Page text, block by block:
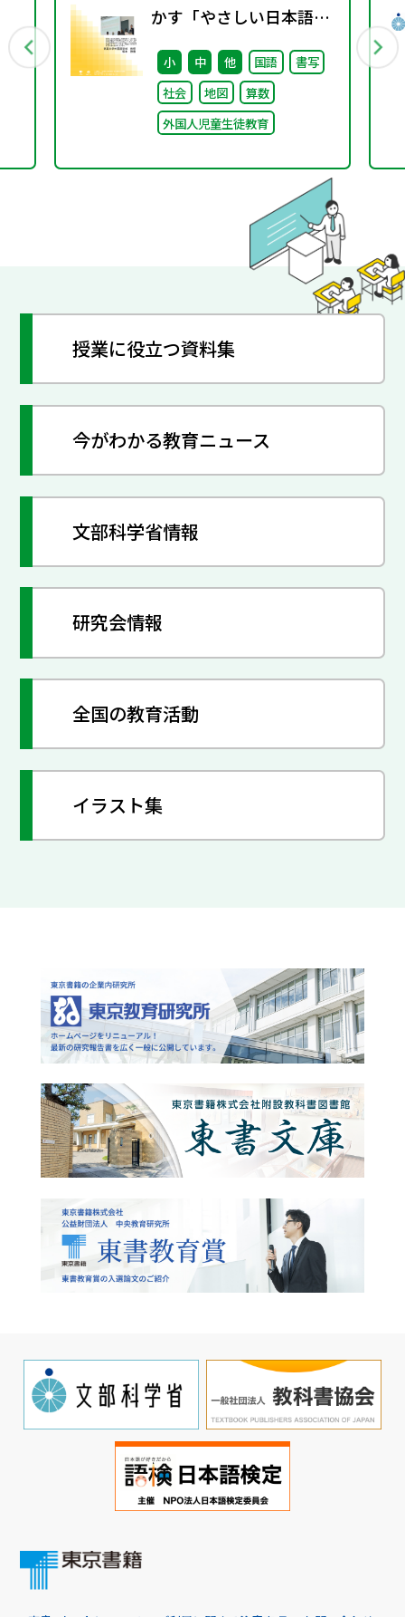
かす「やさしい日本語」
③ ～「保護者への（学校
運営としての）やさしい
日本語」～
小 中 他 国語
書写
社会
地図
算数
外国人児童生徒教育
授業に役立つ資料集
今がわかる教育ニュース
文部科学省情報
研究会情報
全国の教育活動
イラスト集